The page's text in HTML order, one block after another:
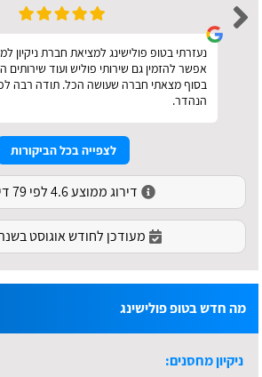
נעזרתי בטופ פולישינג למציאת חברת ניקיון
אפשר להזמין גם שירותי פוליש ועוד שירותים
בסוף מצאתי חברה שעושה הכל. תודה רבה
הנהדר.
לצפייה בכל הביקורות
דירוג ממוצע 4.6 לפי 79 דירוגים
מעודכן לחודש אוגוסט בשנת
מה חדש בטופ פולישינג
ניקיון מחסנים: